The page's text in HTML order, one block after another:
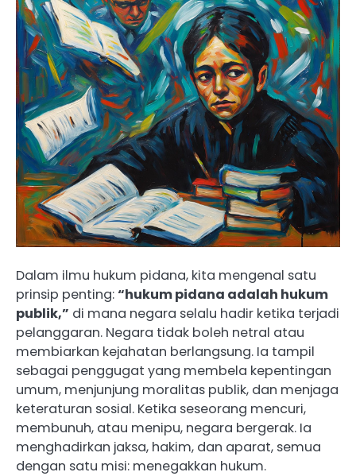
Dalam ilmu hukum pidana, kita mengenal satu
prinsip penting:“hukum pidana adalah hukum
publik,” di mana negara selalu hadir ketika terjadi
pelanggaran. Negara tidak boleh netral atau
membiarkan kejahatan berlangsung. Ia tampil
sebagai penggugat yang membela kepentingan
umum, menjunjung moralitas publik, dan menjaga
keteraturan sosial. Ketika seseorang mencuri,
membunuh, atau menipu, negara bergerak. Ia
menghadirkan jaksa, hakim, dan aparat, semua
dengan satu misi: menegakkan hukum.